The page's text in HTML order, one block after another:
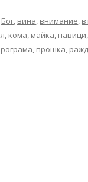
Бог, вина, внимание,
, кома, майка, навици,
, прошка,